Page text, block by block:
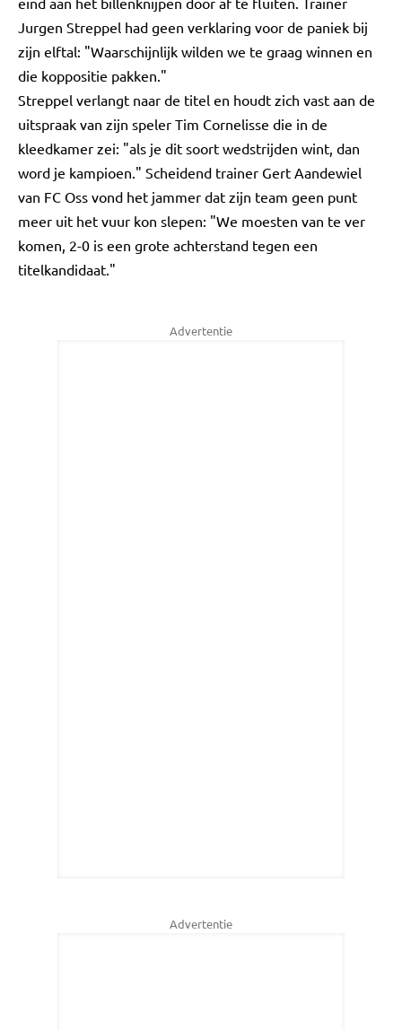
Jurgen Streppel had geen verklaring voor de paniek bij
zijn elftal: "Waarschijnlijk wilden we te graag winnen en
die koppositie pakken."
Streppel verlangt naar de titel en houdt zich vast aan de
uitspraak van zijn speler Tim Cornelisse die in de
kleedkamer zei: "als je dit soort wedstrijden wint, dan
word je kampioen." Scheidend trainer Gert Aandewiel
van FC Oss vond het jammer dat zijn team geen punt
meer uit het vuur kon slepen: "We moesten van te ver
komen, 2-0 is een grote achterstand tegen een
titelkandidaat."
Advertentie
Advertentie